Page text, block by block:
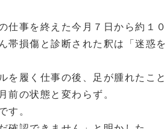
仕事を終えた今月７日から約１
帯損傷と診断された釈は「迷惑
を履く仕事の後、足が腫れたこ
前の状態と変わらず。
す。